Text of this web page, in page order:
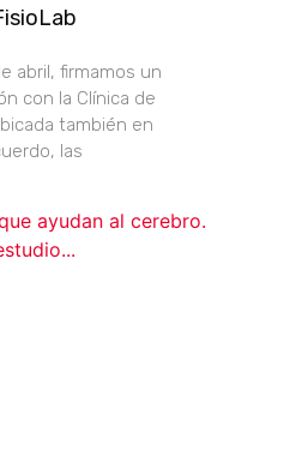
abril, firmamos un
con la Clínica de
también en
las